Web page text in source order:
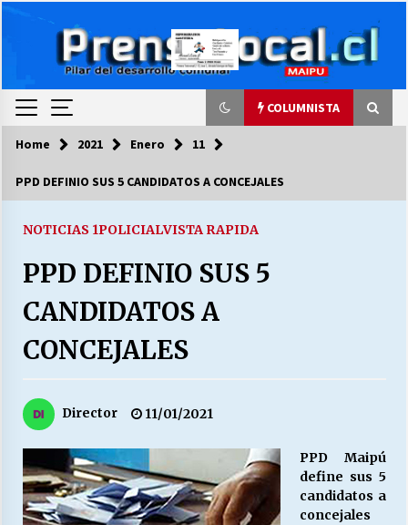
COLUMNISTA
COLUMNISTA
cuándo van a bajar?
HISTORIA
27/07/2026
MUNICIPALIDAD, TRABAJADORES, CLIMA
LABORAL:
13/07/2026
Home 2021 Enero 11
PPD DEFINIO SUS 5 CANDIDATOS A CONCEJALES
NOTICIAS 1POLICIALVISTA RAPIDA
PPD DEFINIO SUS 5
CANDIDATOS A
CONCEJALES
Director 11/01/2021
PPD Maipú
define sus 5
candidatos a
concejales